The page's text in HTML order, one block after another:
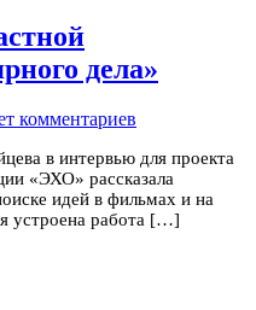
дела»
комментариев
в интервью для проекта
«ЭХО» рассказала
идей в фильмах и на
устроена работа […]